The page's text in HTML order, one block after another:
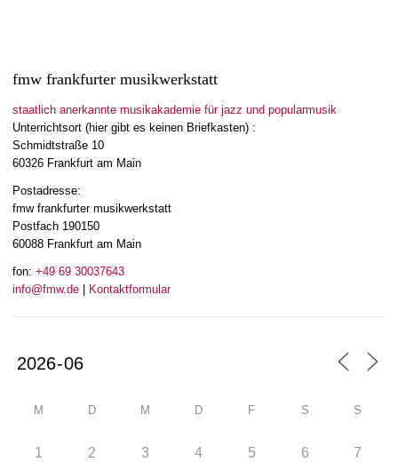
fmw frankfurter musikwerkstatt
staatlich anerkannte musikakademie für jazz und popularmusik
Unterrichtsort (hier gibt es keinen Briefkasten) :
Schmidtstraße 10
60326 Frankfurt am Main
Postadresse:
fmw frankfurter musikwerkstatt
Postfach 190150
60088 Frankfurt am Main
fon: +49 69 30037643
info@fmw.de
Kontaktformular
M D M D F S S
1 2 3 4 5 6 7